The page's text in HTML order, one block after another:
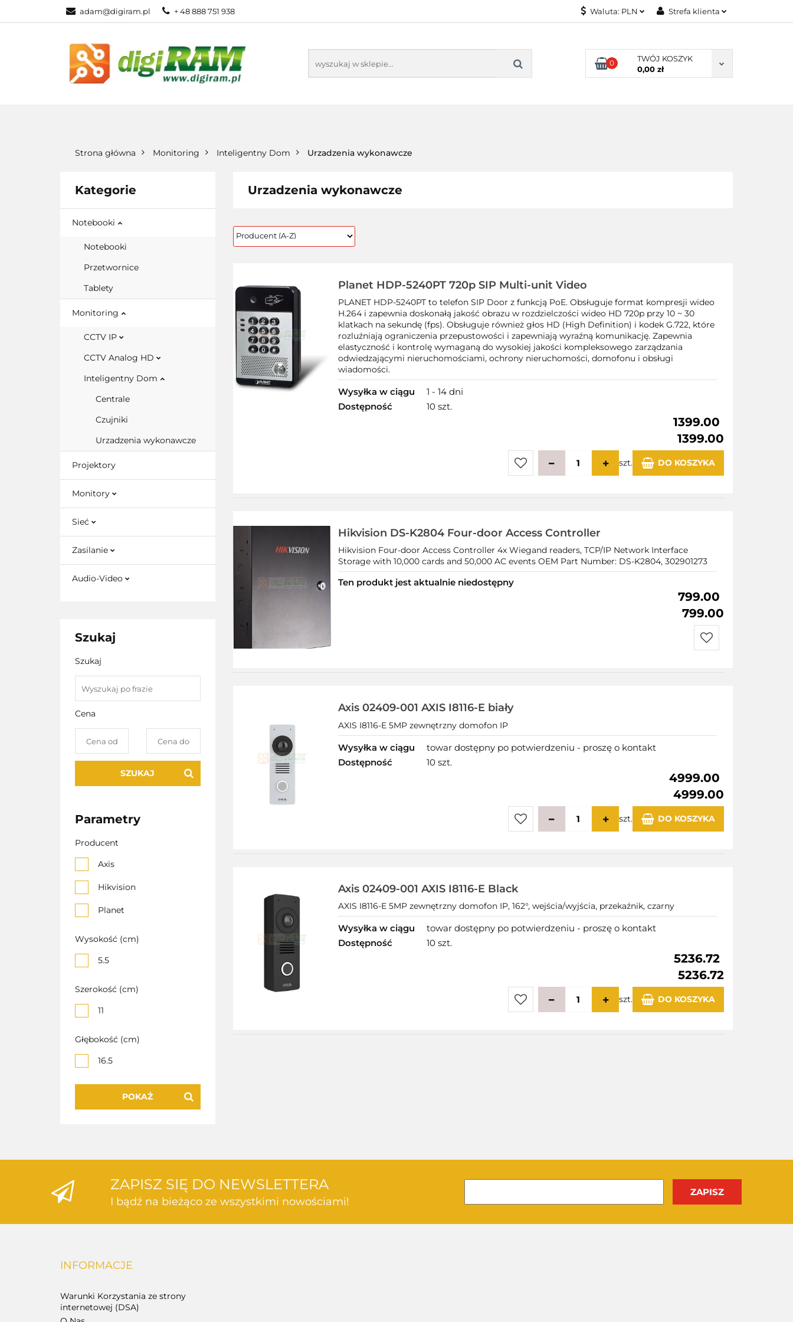
adam@digiram.pl + 48 888 751 938 Waluta: PLN
USD
EUR
Strefa klienta
Zarejestruj się
Dodaj zgłoszenie
0
TWÓJ KOSZYK
0,00 zł
SIEĆ MONITORING
Strona główna Monitoring Inteligentny Dom Urzadzenia wykonawcze
Kategorie
Notebooki
Notebooki
Przetwornice
Tablety
Monitoring
CCTV IP
CCTV Analog HD
Inteligentny Dom
Centrale
Czujniki
Urzadzenia wykonawcze
Projektory
Monitory
Sieć
Zasilanie
Audio-Video
Szukaj
Szukaj
Cena
SZUKAJ
Parametry
Producent
Axis
Hikvision
Planet
Wysokość (cm)
5.5
Szerokość (cm)
11
Głębokość (cm)
16.5
POKAŻ
Urzadzenia wykonawcze
Planet HDP-5240PT 720p SIP Multi-unit Video
PLANET HDP-5240PT to telefon SIP Door z funkcją PoE. Obsługuje format kompresji wideo
H.264 i zapewnia doskonałą jakość obrazu w rozdzielczości wideo HD 720p przy 10 ~ 30
klatkach na sekundę (fps). Obsługuje również głos HD (High Definition) i kodek G.722, które
rozluźniają ograniczenia przepustowości i zapewniają wyraźną komunikację. Zapewnia
elastyczność i kontrolę wymaganą do wysokiej jakości kompleksowego zarządzania
odwiedzającymi nieruchomościami, ochrony nieruchomości, domofonu i obsługi
wiadomości.
Wysyłka w ciągu
1 - 14 dni
Dostępność
10 szt.
1399.00
1399.00
szt. DO KOSZYKA
Hikvision DS-K2804 Four-door Access Controller
Hikvision Four-door Access Controller 4x Wiegand readers, TCP/IP Network Interface
Storage with 10,000 cards and 50,000 AC events OEM Part Number: DS-K2804, 302901273
Ten produkt jest aktualnie niedostępny
799.00
799.00
Axis 02409-001 AXIS I8116-E biały
AXIS I8116-E 5MP zewnętrzny domofon IP
Wysyłka w ciągu
towar dostępny po potwierdzeniu - proszę o kontakt
Dostępność
10 szt.
4999.00
4999.00
szt. DO KOSZYKA
Axis 02409-001 AXIS I8116-E Black
AXIS I8116-E 5MP zewnętrzny domofon IP, 162°, wejścia/wyjścia, przekaźnik, czarny
Wysyłka w ciągu
towar dostępny po potwierdzeniu - proszę o kontakt
Dostępność
10 szt.
5236.72
5236.72
szt. DO KOSZYKA
ZAPISZ SIĘ DO NEWSLETTERA
I bądź na bieżąco ze wszystkimi nowościami!
INFORMACJE
Warunki Korzystania ze strony
internetowej (DSA)